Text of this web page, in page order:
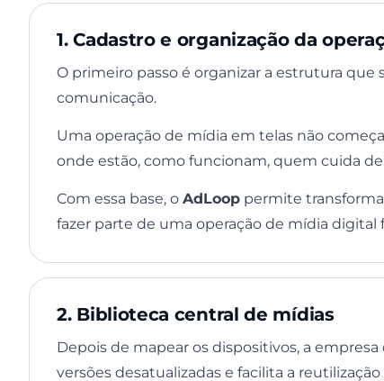
1. Cadastro e organização da
O primeiro passo é organizar a estrutura que
comunicação.
Uma operação de mídia em telas não
onde estão, como funcionam, quem cuida
Com essa base, o AdLoop permite
fazer parte de uma operação de mídia digital
2. Biblioteca central de mídias
Depois de mapear os dispositivos, a
versões desatualizadas e facilita a